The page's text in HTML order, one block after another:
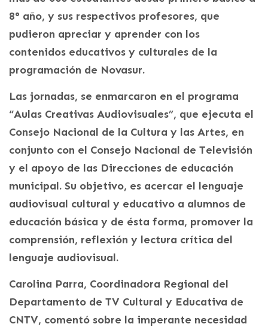
8° año, y sus respectivos profesores, que
pudieron apreciar y aprender con los
contenidos educativos y culturales de la
programación de Novasur.
Las jornadas, se enmarcaron en el programa
“Aulas Creativas Audiovisuales”, que ejecuta el
Consejo Nacional de la Cultura y las Artes, en
conjunto con el Consejo Nacional de Televisión
y el apoyo de las Direcciones de educación
municipal. Su objetivo, es acercar el lenguaje
audiovisual cultural y educativo a alumnos de
educación básica y de ésta forma, promover la
comprensión, reflexión y lectura crítica del
lenguaje audiovisual.
Carolina Parra, Coordinadora Regional del
Departamento de TV Cultural y Educativa de
CNTV, comentó sobre la imperante necesidad